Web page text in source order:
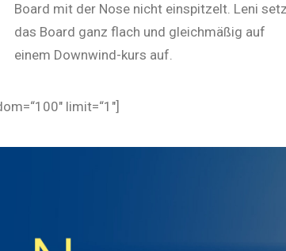
Board mit der Nose nicht einspitzelt. Leni
das Board ganz flach und gleichmäßig auf
einem Downwind-kurs auf.
limit=“1″]